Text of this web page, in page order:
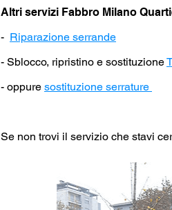
Altri servizi Fabbro Milano
- Riparazione serrande
- Sblocco, ripristino e sostituzione
- oppure sostituzione serrature
Se non trovi il servizio che stavi